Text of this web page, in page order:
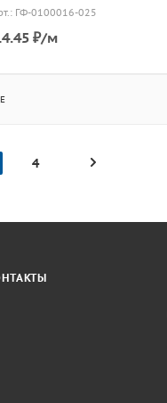
ГФ-0100016-025
₽/м
4